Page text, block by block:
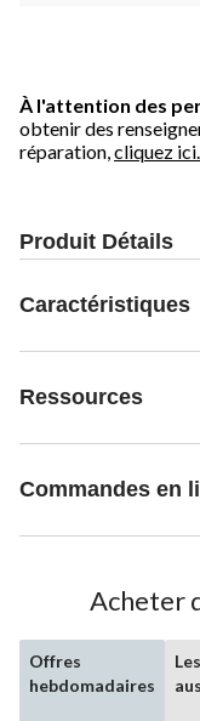
À l'attention des
obtenir des
réparation, cliquez ici.
Produit Détails
Caractéristiques
Ressources
Commandes en
Acheter
Offres
hebdomadaires